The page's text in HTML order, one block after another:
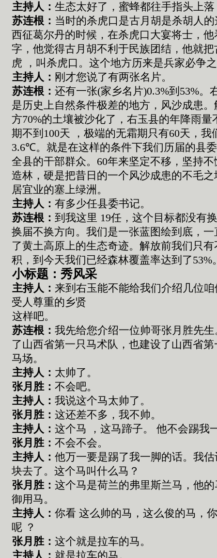
主持人： 生态太好了，蜜蜂都往手指头上落
苏连根 ： 当时的杀虎口是古月胡是杀胡人的
西征葛尔丹的时候 ，在杀虎口大宴将士 ，
字，他觉得古月胡不利于民族团结 ，他就
虎 ， 叫杀虎口 。这个地方历来是兵家必争
主持人： 刚才您说了有两张名片。
苏连根 ： 还有一张(家乡名片)0.3%到 53%。
是历史上自然条件极差的地方 ，风沙成患
方70%的土壤被沙化了，右玉县的年降雨量
期不到 100天 ，极端的无霜期只有60天，我
3.6℃。就是在这样的条件下我们历届的县
全县的干部群众。 60年来坚定不移 ， 坚持
造林 ，硬是把昔日的一个风沙成患的不毛之
居宜业的塞上绿洲 。
主持人： 有多少任县委书记。
苏连根 ： 到我这里 19任， 这个目标都没有
换届不换方向 。我们是一张蓝图绘到底 ， 一
了黄土高原上的生态奇迹。解放前我们只有
积 ，到今天我们已经森林覆盖率达到了53%
小标题：秀风采
主持人： 来到右玉能不能给我们介绍几位
受人尊重的乡贤
这样吧。
苏连根 ： 我先给您介绍一位帅哥张月胜先生
了山西省第一只马术队 ，也建设了山西省
马场。
主持人： 太帅了 。
张月胜： 不会吧。
主持人： 我说这个马太帅了 。
张月胜： 这还差不多， 我不帅。
主持人： 这个马 ，这马蹄子。 他不会踢我
张月胜： 不会不会。
主持人： 他万一要是踢了我一脚的话。 我估
块去了 。这个马叫什么马 ？
张月胜： 这个马是荷兰的弗里斯兰马， 他的
御用马。
主持人： 你看 这么帅的马， 这么俊的马，
呢 ？
张月胜： 这个就是拉车的马。
主持人： 就是拉车的马 。